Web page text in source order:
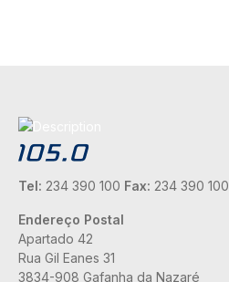
Tel: 234 390 100 Fax: 234 390 100
Endereço Postal
Apartado 42
Rua Gil Eanes 31
3834-908 Gafanha da Nazaré